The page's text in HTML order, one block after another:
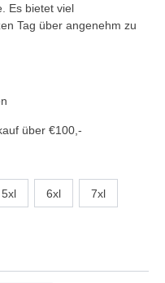
Es bietet viel
Tag über angenehm zu
über €100,-
5xl 6xl 7xl